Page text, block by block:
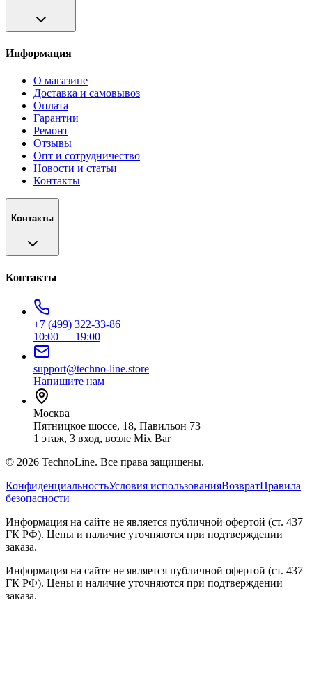
Информация
О магазине
Доставка и самовывоз
Оплата
Гарантии
Ремонт
Отзывы
Опт и сотрудничество
Новости и статьи
Контакты
Контакты
Контакты
+7 (499) 322-33-86
10:00 — 19:00
support@techno-line.store
Напишите нам
Москва
Пятницкое шоссе, 18, Павильон 73
1 этаж, 3 вход, возле Mix Bar
© 2026 TechnoLine. Все права защищены.
КонфиденциальностьУсловия использованияВозвратПравила
безопасности
Информация на сайте не является публичной офертой (ст. 437
ГК РФ). Цены и наличие уточняются при подтверждении
заказа.
Информация на сайте не является публичной офертой (ст. 437
ГК РФ). Цены и наличие уточняются при подтверждении
заказа.